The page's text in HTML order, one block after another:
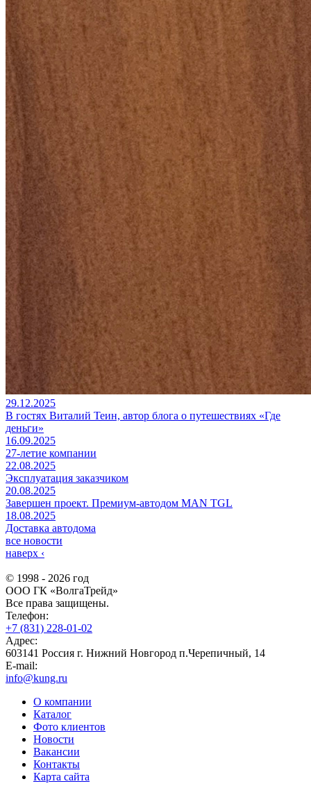
29.12.2025
В гостях Виталий Теин, автор блога о путешествиях «Где
деньги»
16.09.2025
27-летие компании
22.08.2025
Эксплуатация заказчиком
20.08.2025
Завершен проект. Премиум-автодом MAN TGL
18.08.2025
Доставка автодома
все новости
наверх ‹
© 1998 - 2026 год
ООО ГК «ВолгаТрейд»
Все права защищены.
Телефон:
+7 (831) 228-01-02
Адрес:
603141 Россия г. Нижний Новгород п.Черепичный, 14
E-mail:
info@kung.ru
О компании
Каталог
Фото клиентов
Новости
Вакансии
Контакты
Карта сайта